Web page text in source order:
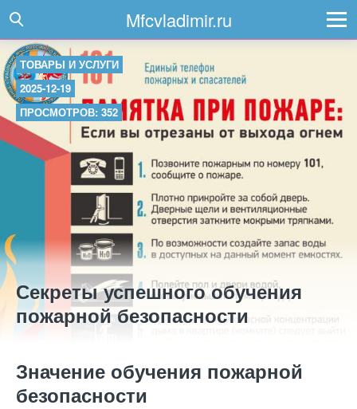
Mfcvladimir.ru
ТОВАРЫ И УСЛУГИ
2025-12-19
ПРОСМОТРОВ: 352
Секреты успешного обучения
пожарной безопасности
Значение обучения пожарной
безопасности